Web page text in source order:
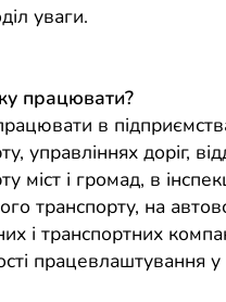
уваги.
працювати?
в
управліннях доріг,
міст і громад, в
транспорту, на
і транспортних
працевлаштування у